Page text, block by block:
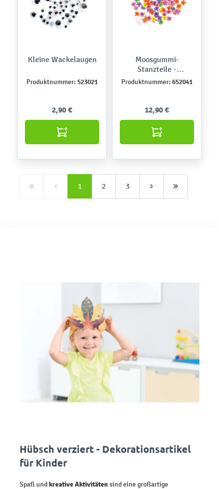
Kleine Wackelaugen
Produktnummer: 523021
2,90 €
Moosgummi-
Stanzteile -
Buchstaben-Puzzle,
Produktnummer: 652041
12,90 €
1 2 3
Hübsch verziert - Dekorationsartikel
für Kinder
Spaß undkreative Aktivitäten sind eine großartige